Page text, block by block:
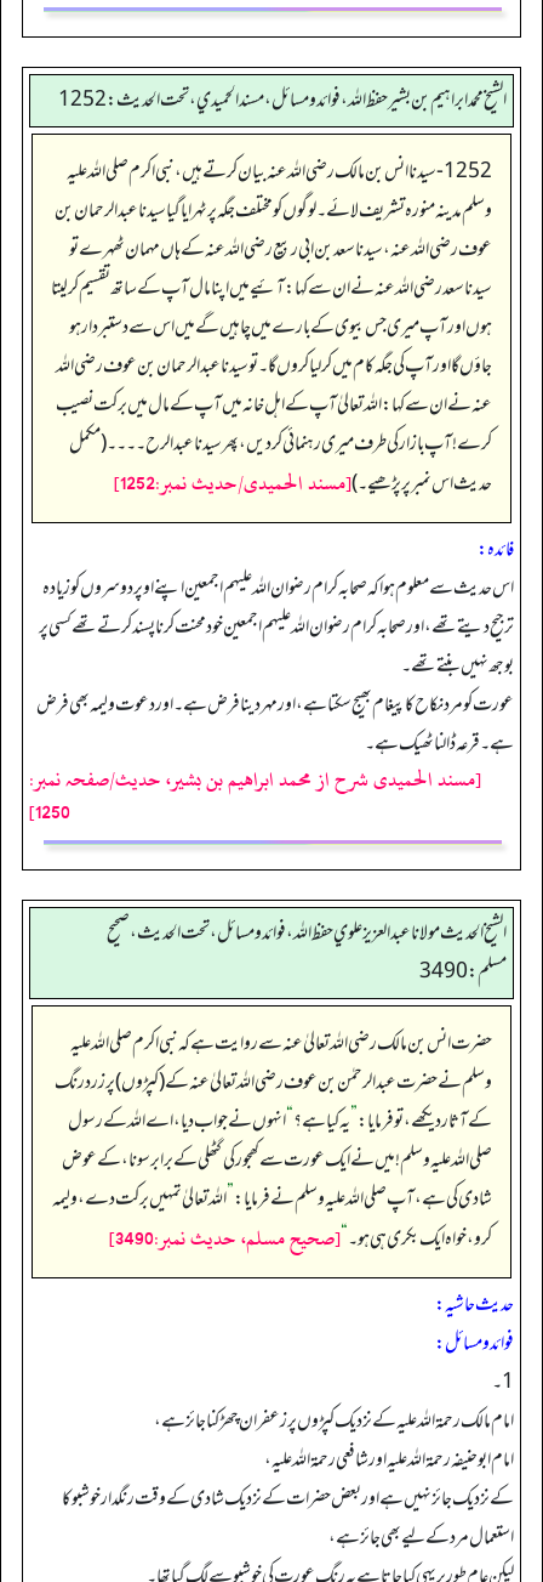
الشيخ محمد ابراهيم بن بشير حفظ الله، فوائد و مسائل، مسند الحميدي، تحت الحديث:1252
1252- سیدنا انس بن مالک رضی اللہ عنہ بیان کرتے ہیں، نبی اکرم صلی اللہ علیہ
وسلم مدینہ منورہ تشریف لائے۔ لوگوں کو مختلف جگہ پر ٹہرایا گیا سیدنا عبدالرحمان بن
عوف رضی اللہ عنہ، سیدنا سعد بن ابی ربیع رضی اللہ عنہ کے ہاں مہمان ٹھہرے تو
سیدنا سعد رضی اللہ عنہ نے ان سے کہا: آئیے میں اپنا مال آپ کے ساتھ تقسیم کر لیتا
ہوں اور آپ میری جس بیوی کے بارے میں چاہیں گے میں اس سے دستبردار ہو
جاؤں گا اور آپ کی جگہ کام میں کر لیا کروں گا۔ تو سیدنا عبدالرحمان بن عوف رضی اللہ
عنہ نے ان سے کہا: اللہ تعالیٰ آپ کے اہل خانہ میں آپ کے مال میں برکت نصیب
کرے! آپ بازار کی طرف میری رہنمائی کردیں، پھر سیدنا عبدالرح۔۔۔۔ (مکمل
حدیث اس نمبر پر پڑھیے۔)[مسند الحمیدی/حدیث نمبر:1252]
فائدہ:
اس حدیث سے معلوم ہوا کہ صحابہ کرام رضوان اللہ علیہم اجمعین اپنے اوپر دوسروں کو زیادہ
ترجیح دیتے تھے، اور صحابہ کرام رضوان اللہ علیہم اجمعین خود محنت کرنا پسند کرتے تھے کسی پر
بوجھ نہیں بنتے تھے۔
عورت کو مرد نکاح کا پیغام بھیج سکتا ہے، اور مہر دینا فرض ہے۔ اور دعوت ولیمہ بھی فرض
ہے۔ قرعہ ڈالنا ٹھیک ہے۔
[مسند الحمیدی شرح از محمد ابراهيم بن بشير، حدیث/صفحہ نمبر:
1250]
الشيخ الحديث مولانا عبدالعزيز علوي حفظ الله، فوائد و مسائل، تحت الحديث ، صحيح
مسلم: 3490
حضرت انس بن مالک رضی اللہ تعالیٰ عنہ سے روایت ہے کہ نبی اکرم صلی اللہ علیہ
وسلم نے حضرت عبدالرحمٰن بن عوف رضی اللہ تعالیٰ عنہ کے (کپڑوں) پر زرد رنگ
کے آثار دیکھے، تو فرمایا:”یہ کیا ہے؟“انہوں نے جواب دیا، اے اللہ کے رسول
صلی اللہ علیہ وسلم ! میں نے ایک عورت سے کھجور کی گٹھلی کے برابر سونا، کے عوض
شادی کی ہے، آپ صلی اللہ علیہ وسلم نے فرمایا:”اللہ تعالیٰ تمہیں برکت دے، ولیمہ
کرو، خواہ ایک بکری ہی ہو۔“[صحيح مسلم، حديث نمبر:3490]
حدیث حاشیہ:
فوائد ومسائل:
1۔
امام مالک رحمۃ اللہ علیہ کے نزدیک کپڑوں پر زعفران چھڑکنا جائز ہے،
امام ابو حنیفہ رحمۃ اللہ علیہ اور شافعی رحمۃ اللہ علیہ،
کے نزدیک جائز نہیں ہے اور بعض حضرات کے نزدیک شادی کے وقت رنگدار خوشبو کا
استعمال مرد کے لیے بھی جائز ہے،